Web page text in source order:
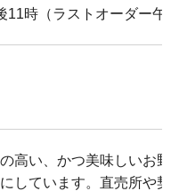
11時（ラストオーダー午
高い、かつ美味しいお
しています。直売所や